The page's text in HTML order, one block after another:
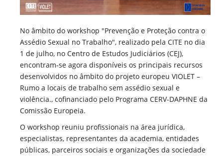
No âmbito do workshop "Prevenção e Proteção contra o
Assédio Sexual no Trabalho", realizado pela CITE no dia
1 de julho, no Centro de Estudos Judiciários (CEJ),
encontram-se agora disponíveis os principais recursos
desenvolvidos no âmbito do projeto europeu VIOLET –
Rumo a locais de trabalho sem assédio sexual e
violência., cofinanciado pelo Programa CERV-DAPHNE da
Comissão Europeia.
O workshop reuniu profissionais na área jurídica,
especialistas, representantes da academia, entidades
públicas, parceiros sociais e organizações da sociedade